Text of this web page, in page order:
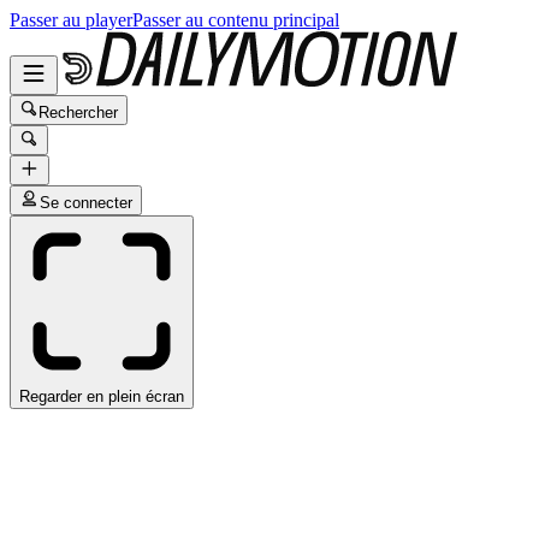
Passer au playerPasser au contenu principal
Rechercher
Se connecter
Regarder en plein écran